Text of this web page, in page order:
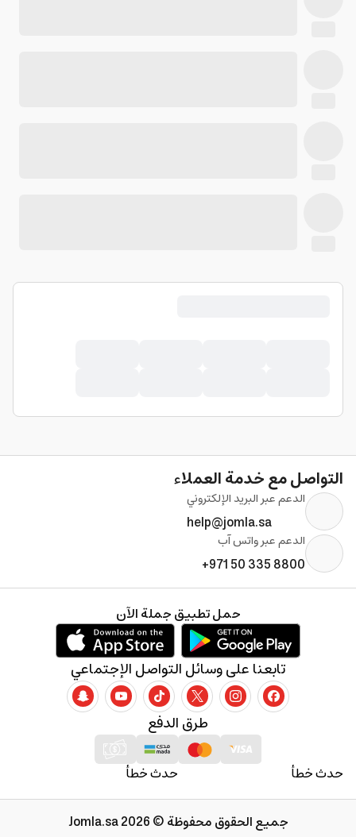
التواصل مع خدمة العملاء
الدعم عبر البريد الإلكتروني
help@jomla.sa
الدعم عبر واتس آب
+971 50 335 8800
حدث خطأ حدث خطأ
طرق الدفع
تابعنا على وسائل التواصل الإجتماعي
حمل تطبيق جملة الآن
جميع الحقوق محفوظة © 2026 Jomla.sa